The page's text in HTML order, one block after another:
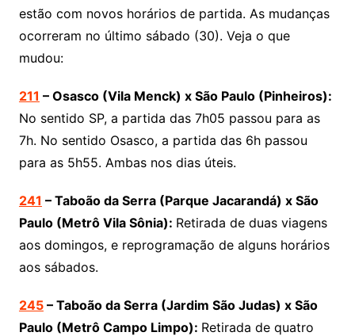
estão com novos horários de partida. As mudanças
ocorreram no último sábado (30). Veja o que
mudou:
211 – Osasco (Vila Menck) x São Paulo (Pinheiros):
No sentido SP, a partida das 7h05 passou para as
7h. No sentido Osasco, a partida das 6h passou
para as 5h55. Ambas nos dias úteis.
241 – Taboão da Serra (Parque Jacarandá) x São
Paulo (Metrô Vila Sônia): Retirada de duas viagens
aos domingos, e reprogramação de alguns horários
aos sábados.
245– Taboão da Serra (Jardim São Judas) x São
Paulo (Metrô Campo Limpo): Retirada de quatro